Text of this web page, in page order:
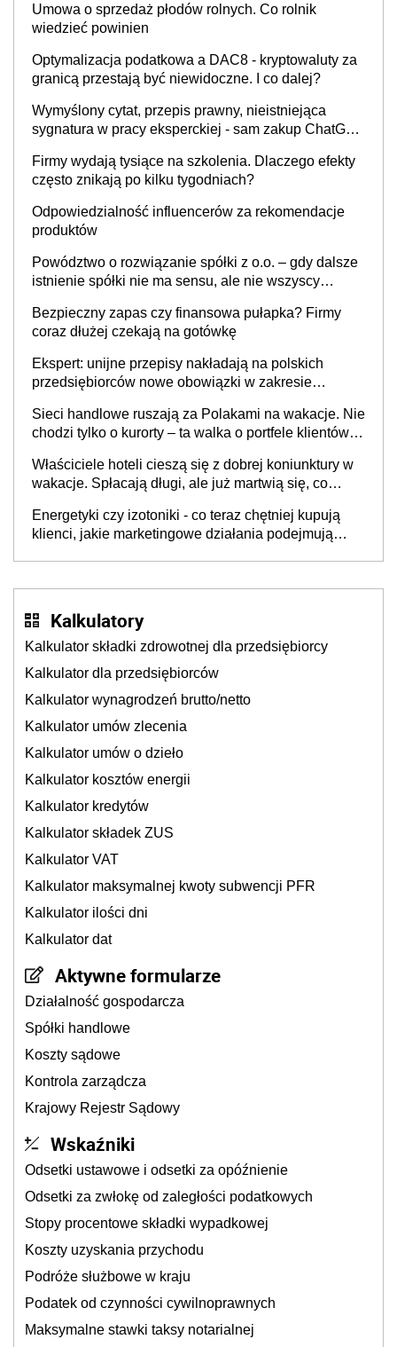
Umowa o sprzedaż płodów rolnych. Co rolnik
wiedzieć powinien
Optymalizacja podatkowa a DAC8 - kryptowaluty za
granicą przestają być niewidoczne. I co dalej?
Wymyślony cytat, przepis prawny, nieistniejąca
sygnatura w pracy eksperckiej - sam zakup ChatGPT
Firmy wydają tysiące na szkolenia. Dlaczego efekty
często znikają po kilku tygodniach?
Odpowiedzialność influencerów za rekomendacje
produktów
Powództwo o rozwiązanie spółki z o.o. – gdy dalsze
istnienie spółki nie ma sensu, ale nie wszyscy
Bezpieczny zapas czy finansowa pułapka? Firmy
coraz dłużej czekają na gotówkę
Ekspert: unijne przepisy nakładają na polskich
przedsiębiorców nowe obowiązki w zakresie
Sieci handlowe ruszają za Polakami na wakacje. Nie
chodzi tylko o kurorty – ta walka o portfele klientów
cichu
Właściciele hoteli cieszą się z dobrej koniunktury w
wakacje. Spłacają długi, ale już martwią się, co
Energetyki czy izotoniki - co teraz chętniej kupują
klienci, jakie marketingowe działania podejmują
Kalkulatory
Kalkulator składki zdrowotnej dla przedsiębiorcy
Kalkulator dla przedsiębiorców
Kalkulator wynagrodzeń brutto/netto
Kalkulator umów zlecenia
Kalkulator umów o dzieło
Kalkulator kosztów energii
Kalkulator kredytów
Kalkulator składek ZUS
Kalkulator VAT
Kalkulator maksymalnej kwoty subwencji PFR
Kalkulator ilości dni
Kalkulator dat
Aktywne formularze
Działalność gospodarcza
Spółki handlowe
Koszty sądowe
Kontrola zarządcza
Krajowy Rejestr Sądowy
Wskaźniki
Odsetki ustawowe i odsetki za opóźnienie
Odsetki za zwłokę od zaległości podatkowych
Stopy procentowe składki wypadkowej
Koszty uzyskania przychodu
Podróże służbowe w kraju
Podatek od czynności cywilnoprawnych
Maksymalne stawki taksy notarialnej